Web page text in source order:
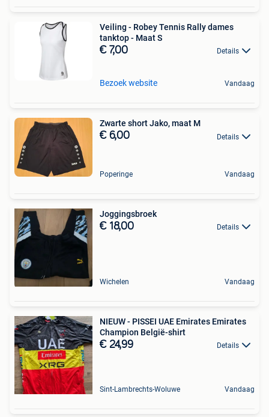
Veiling - Robey Tennis Rally dames
tanktop - Maat S
€ 7,00 Details
Bezoek website Vandaag
Zwarte short Jako, maat M
€ 6,00 Details
Poperinge Vandaag
Joggingsbroek
€ 18,00 Details
Wichelen Vandaag
NIEUW - PISSEI UAE Emirates Emirates
Champion België-shirt
€ 24,99 Details
Sint-Lambrechts-Woluwe Vandaag